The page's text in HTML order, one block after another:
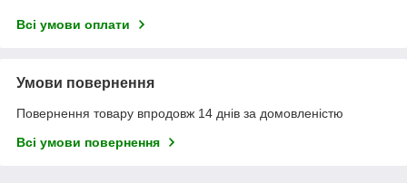
Всі умови оплати
Умови повернення
Повернення товару впродовж 14 днів за домовленістю
Всі умови повернення